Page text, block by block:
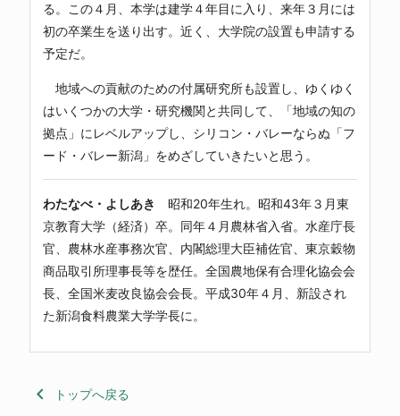
る。この４月、本学は建学４年目に入り、来年３月には
初の卒業生を送り出す。近く、大学院の設置も申請する
予定だ。
地域への貢献のための付属研究所も設置し、ゆくゆく
はいくつかの大学・研究機関と共同して、「地域の知の
拠点」にレベルアップし、シリコン・バレーならぬ「フ
ード・バレー新潟」をめざしていきたいと思う。
わたなべ・よしあき
昭和20年生れ。昭和43年３月東
京教育大学（経済）卒。同年４月農林省入省。水産庁長
官、農林水産事務次官、内閣総理大臣補佐官、東京穀物
商品取引所理事長等を歴任。全国農地保有合理化協会会
長、全国米麦改良協会会長。平成30年４月、新設され
た新潟食料農業大学学長に。
keyboard_arrow_left トップへ戻る